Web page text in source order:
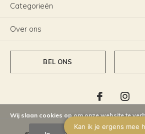
Categorieën
Over ons
BEL ONS
Wij slaan cookies op om onze website te